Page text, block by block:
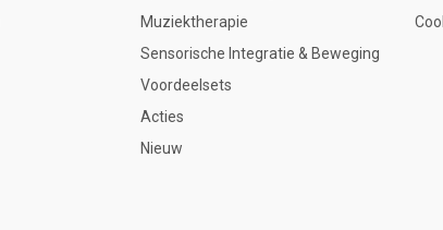
Muziektherapie
Sensorische Integratie & Beweging
Voordeelsets
Acties
Nieuw